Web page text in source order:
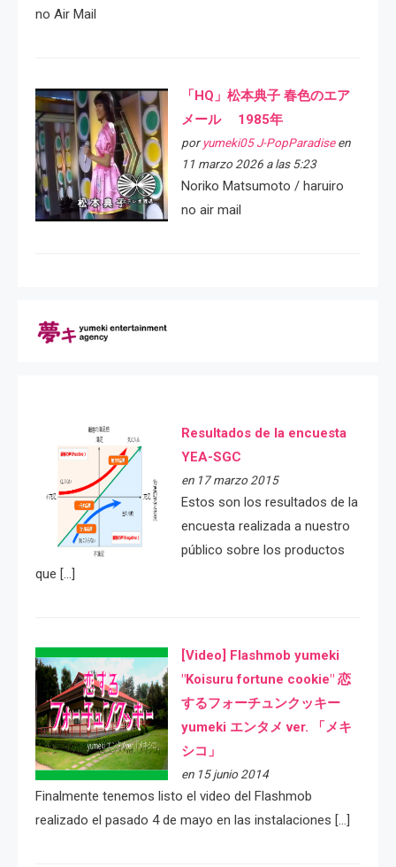
no Air Mail
「HQ」松本典子 春色のエア
メール 1985年
por yumeki05 J-PopParadiseen
11 marzo 2026 a las 5:23
Noriko Matsumoto / haruiro
no air mail
Resultados de la encuesta
YEA-SGC
en 17 marzo 2015
Estos son los resultados de la
encuesta realizada a nuestro
público sobre los productos
que […]
[Video] Flashmob yumeki
"Koisuru fortune cookie" 恋
するフォーチュンクッキー
yumeki エンタメ ver. 「メキ
シコ」
en 15 junio 2014
Finalmente tenemos listo el video del Flashmob
realizado el pasado 4 de mayo en las instalaciones […]